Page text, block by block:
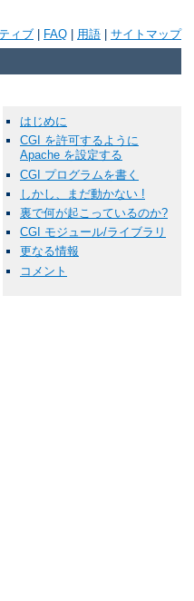
ィブ FAQ 用語 サイトマップ
はじめに
CGI を許可するように
Apache を設定する
CGI プログラムを書く
しかし、まだ動かない !
裏で何が起こっているのか?
CGI モジュール/ライブラリ
更なる情報
コメント